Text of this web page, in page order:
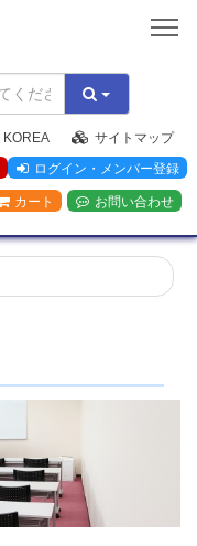
KOREA
サイトマップ
ログイン・メンバー登録
カート お問い合わせ